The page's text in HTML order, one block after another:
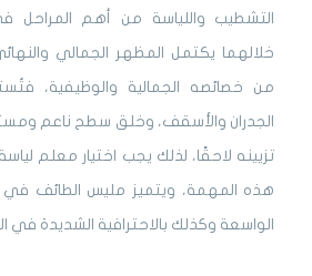
التشطيب واللياسة من أهم المراحل
خلالهما يكتمل المظهر الجمالي
من خصائصه الجمالية والوظيفية،
الجدران والأسقف، وخلق سطح ناعم
تزيينه لاحقًا، لذلك يجب اختيار معلم
هذه المهمة، ويتميز مليس الطائف في
الواسعة وكذلك بالاحترافية الشديدة في